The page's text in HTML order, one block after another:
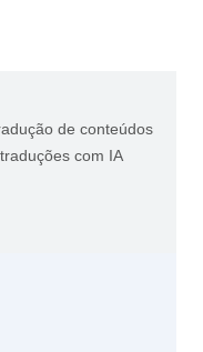
de conteúdos
com IA